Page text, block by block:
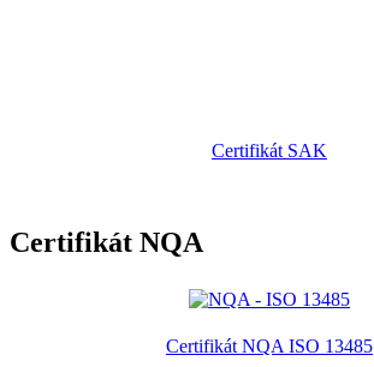
Certifikát SAK
Certifikát NQA
Certifikát NQA ISO 13485